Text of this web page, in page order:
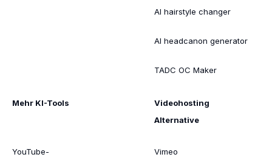
AI hairstyle changer
AI headcanon generator
TADC OC Maker
Mehr KI-Tools
YouTube-
Videohosting
Alternative
Vimeo